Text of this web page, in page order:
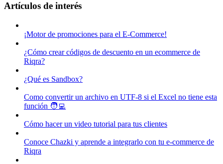
Artículos de interés
¡Motor de promociones para el E-Commerce!
¿Cómo crear códigos de descuento en un ecommerce de
Riqra?
¿Qué es Sandbox?
Como convertir un archivo en UTF-8 si el Excel no tiene esta
función 🧑‍💻
Cómo hacer un video tutorial para tus clientes
Conoce Chazki y aprende a integrarlo con tu e-commerce de
Riqra